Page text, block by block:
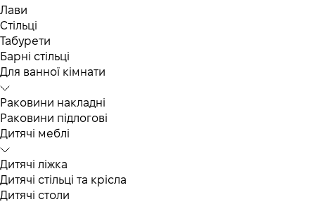
Лави
Стільці
Табурети
Барні стільці
Для ванної кімнати
Раковини накладні
Раковини підлогові
Дитячі меблі
Дитячі ліжка
Дитячі стільці та крісла
Дитячі столи